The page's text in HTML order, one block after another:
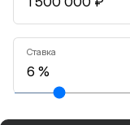
Ставка